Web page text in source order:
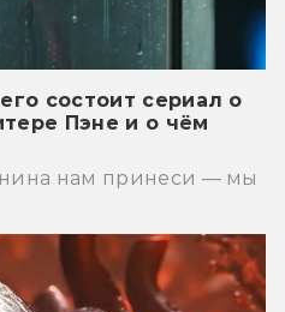
состоит сериал о
Пэне и о чём
нам принеси — мы